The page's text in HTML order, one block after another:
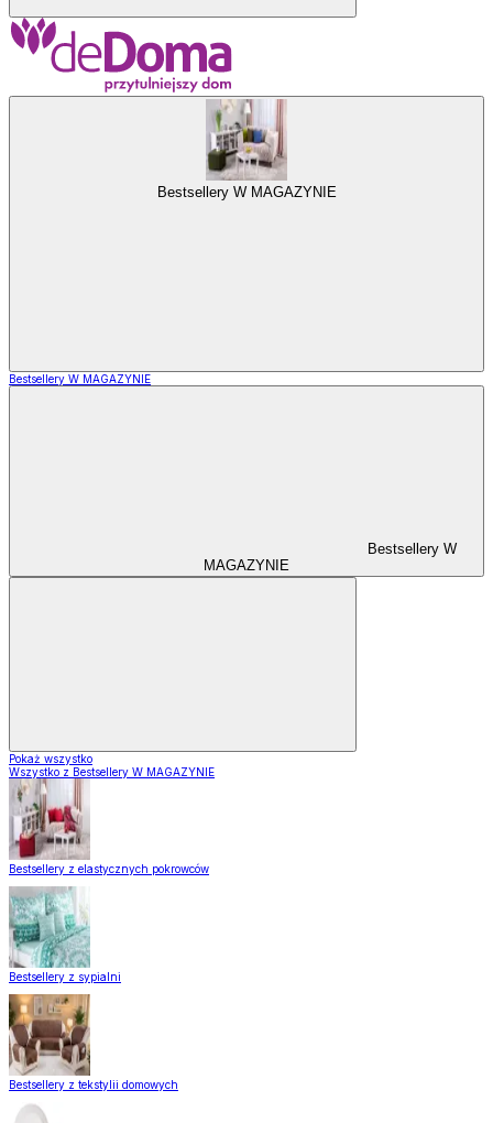
Bestsellery W MAGAZYNIE
Bestsellery W MAGAZYNIE
Bestsellery W
MAGAZYNIE
Pokaż wszystko
Wszystko z Bestsellery W MAGAZYNIE
Bestsellery z elastycznych pokrowców
Bestsellery z sypialni
Bestsellery z tekstylii domowych